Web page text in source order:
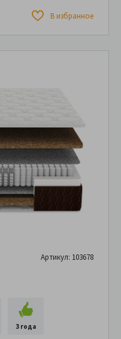
В избранное
Артикул: 103678
3 года